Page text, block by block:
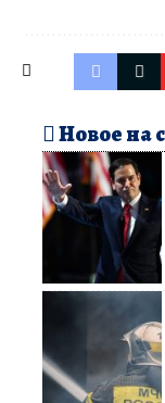
Новое на